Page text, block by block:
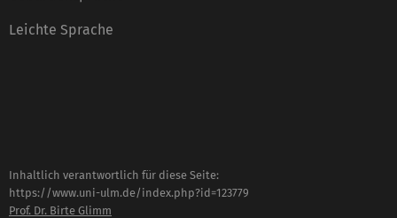
Leichte Sprache
Inhaltlich verantwortlich für diese Seite:
https://www.uni-ulm.de/index.php?id=123779
Prof. Dr. Birte Glimm